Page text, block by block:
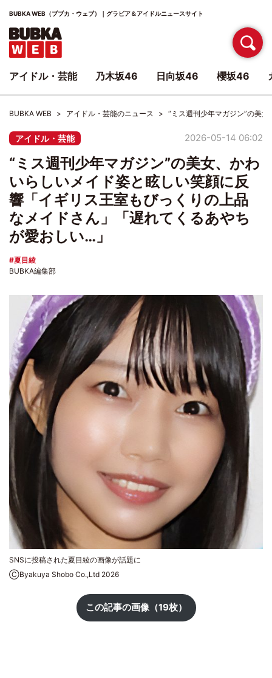
BUBKA WEB（ブブカ・ウェブ）｜グラビア＆アイドルニュースサイト
BUBKA WEB アイドル・芸能のニュース “ミス週刊少年マガジン”の美
アイドル・芸能 2026-05-14 06:02
“ミス週刊少年マガジン”の美女、かわ
いらしいメイド姿と眩しい笑顔に反
響「イギリス王室もびっくりの上品
なメイドさん」「遅れてくるあやち
が愛おしい…」
夏目綾
BUBKA編集部
SNSに投稿された夏目綾の画像が話題に
ⒸByakuya Shobo Co.,Ltd 2026
この記事の画像（19枚）
アイドル・芸能 乃木坂46 日向坂46 櫻坂46